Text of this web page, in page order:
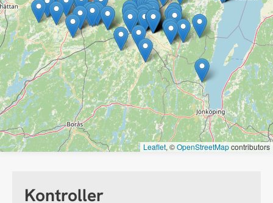
Leaflet, ©OpenStreetMapcontributors
Kontroller